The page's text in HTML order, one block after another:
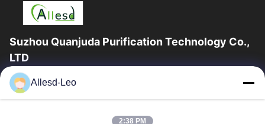
Suzhou Quanjuda Purification Technology Co.,
LTD
опыт 16years, как ведущие изготовитель и экспортер ESD &
продуктов чистой комнаты, мы предлагаем полную
Allesd-Leo
2:38 PM